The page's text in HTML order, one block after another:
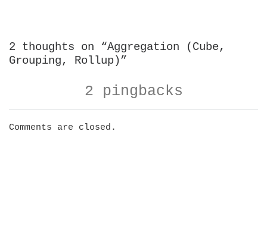
2 thoughts on “Aggregation (Cube,
Grouping, Rollup)”
2 pingbacks
Comments are closed.